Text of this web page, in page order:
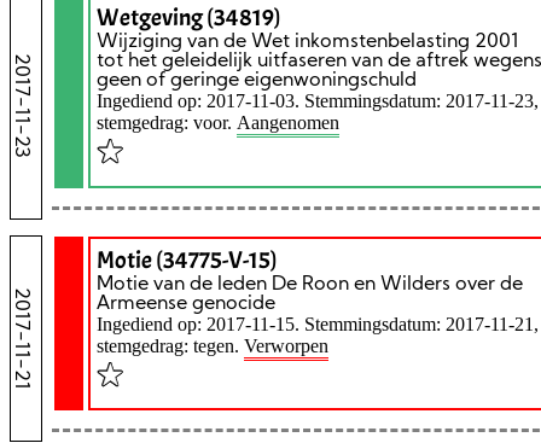
2017-11-23
Wetgeving (34819)
Wijziging van de Wet inkomstenbelasting 2001
tot het geleidelijk uitfaseren van de aftrek wegens
geen of geringe eigenwoningschuld
Ingediend op: 2017-11-03. Stemmingsdatum: 2017-11-23,
stemgedrag: voor. Aangenomen
2017-11-21
Motie (34775-V-15)
Motie van de leden De Roon en Wilders over de
Armeense genocide
Ingediend op: 2017-11-15. Stemmingsdatum: 2017-11-21,
stemgedrag: tegen. Verworpen